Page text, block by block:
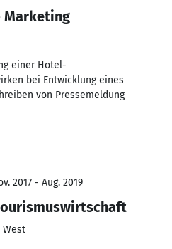
Marketing
einer Hotel-
bei Entwicklung eines
von Pressemeldung
2017 - Aug. 2019